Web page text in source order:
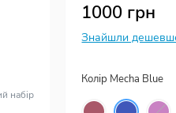
набір
1000 грн
Знайшли
Колір Mecha Blue